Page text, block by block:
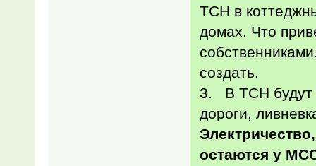
ТСН в
домах. Что
создать.
3. В ТСН будут
дороги,
остаются у